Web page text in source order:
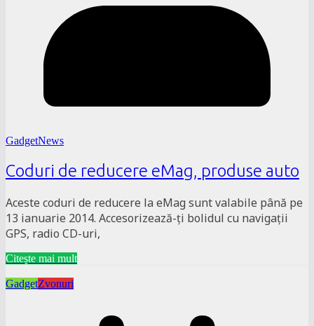
GadgetNews
Coduri de reducere eMag, produse auto
Aceste coduri de reducere la eMag sunt valabile până pe
13 ianuarie 2014. Accesorizează-ți bolidul cu navigații
GPS, radio CD-uri,
Citește mai mult
GadgetZvonuri